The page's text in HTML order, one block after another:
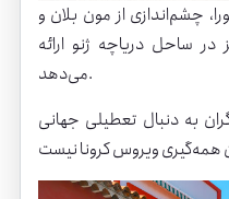
چشم‌اندازی از مون بلان و
ساحل دریاچه ژنو ارائه
می‌دهد.
به دنبال تعطیلی جهانی